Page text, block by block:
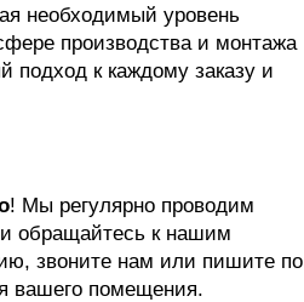
необходимый уровень
производства и монтажа
к каждому заказу и
! Мы регулярно проводим
обращайтесь к нашим
звоните нам или пишите по
вашего помещения.